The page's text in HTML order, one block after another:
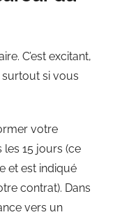
C’est excitant,
surtout si vous
votre
les 15 jours (ce
et est indiqué
contrat). Dans
vers un